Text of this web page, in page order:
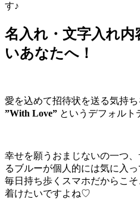
す♪
名入れ・文字入れ
いあなたへ！
愛を込めて招待状を送る気持ち
”With Love” というデフォルト
幸せを願うおまじないの一つ
るブルーが個人的には気に入っ
毎日持ち歩くスマホだからこ
着けたいですよね♡